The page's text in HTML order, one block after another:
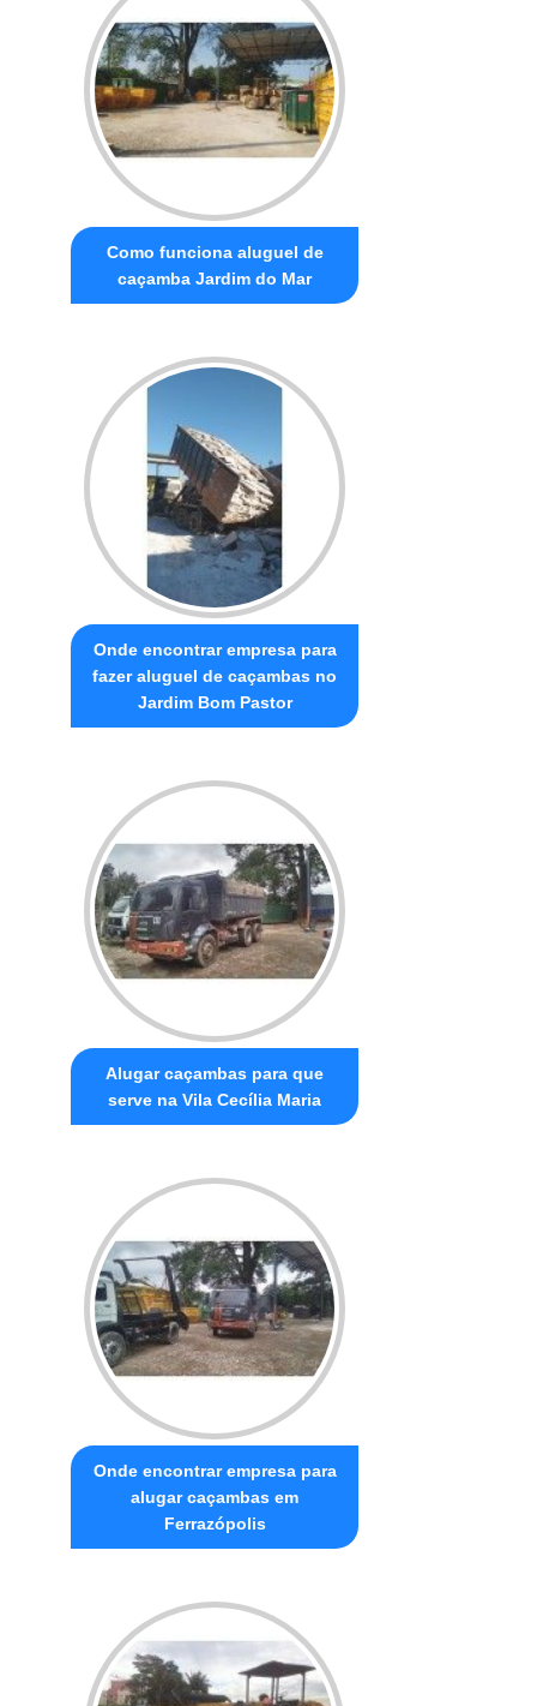
Como funciona aluguel de
caçamba Jardim do Mar
Onde encontrar empresa para
fazer aluguel de caçambas no
Jardim Bom Pastor
Alugar caçambas para que
serve na Vila Cecília Maria
Onde encontrar empresa para
alugar caçambas em
Ferrazópolis